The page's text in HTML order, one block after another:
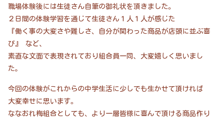
職場体験後には生徒さん自筆の御礼状を頂きました。
２日間の体験学習を通じて生徒さん１人１人が感じた
『働く事の大変さや難しさ、自分が関わった商品が店頭に並ぶ喜
び』 など、
素直な文面で表現されており組合員一同、大変嬉しく思いまし
た。
今回の体験がこれからの中学生活に少しでも生かせて頂ければ
大変幸せに思います。
ななおれ梅組合としても、より一層皆様に喜んで頂ける商品作り